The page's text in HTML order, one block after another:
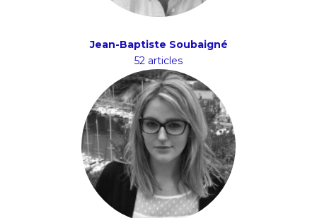
Jean-Baptiste Soubaigné
52 articles